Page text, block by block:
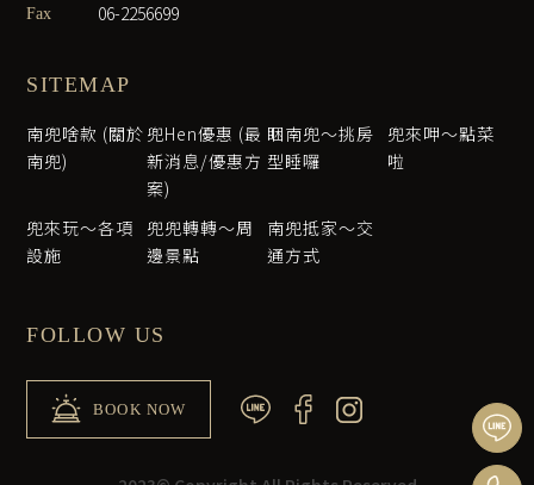
Fax 06-2256699
SITEMAP
南兜啥款 (關於
南兜)
兜Hen優惠 (最
新消息/優惠方
案)
睏南兜～挑房
型睡囉
兜來呷～點菜
啦
兜來玩～各項
設施
兜兜轉轉～周
邊景點
南兜抵家～交
通方式
FOLLOW US
BOOK NOW